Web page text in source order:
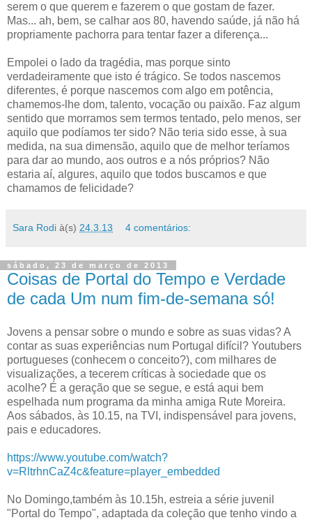
serem o que querem e fazerem o que gostam de fazer.
Mas... ah, bem, se calhar aos 80, havendo saúde, já não há
propriamente pachorra para tentar fazer a diferença...
Empolei o lado da tragédia, mas porque sinto
verdadeiramente que isto é trágico. Se todos nascemos
diferentes, é porque nascemos com algo em potência,
chamemos-lhe dom, talento, vocação ou paixão. Faz algum
sentido que morramos sem termos tentado, pelo menos, ser
aquilo que podíamos ter sido? Não teria sido esse, à sua
medida, na sua dimensão, aquilo que de melhor teríamos
para dar ao mundo, aos outros e a nós próprios? Não
estaria aí, algures, aquilo que todos buscamos e que
chamamos de felicidade?
Sara Rodi à(s) 24.3.13 4 comentários:
sábado, 23 de março de 2013
Coisas de Portal do Tempo e Verdade
de cada Um num fim-de-semana só!
Jovens a pensar sobre o mundo e sobre as suas vidas? A
contar as suas experiências num Portugal difícil? Youtubers
portugueses (conhecem o conceito?), com milhares de
visualizações, a tecerem críticas à sociedade que os
acolhe? É a geração que se segue, e está aqui bem
espelhada num programa da minha amiga Rute Moreira .
Aos sábados, às 10.15, na TVI, indispensável para jovens,
pais e educadores.
https://www.youtube.com/watch?
v=RltrhnCaZ4c&feature=player_embedded
No Domingo,também às 10.15h, estreia a série juvenil
"Portal do Tempo", adaptada da coleção que tenho vindo a